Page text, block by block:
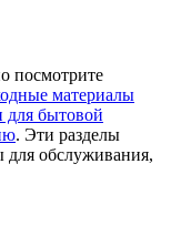
посмотрите
материалы
для бытовой
. Эти разделы
для обслуживания,